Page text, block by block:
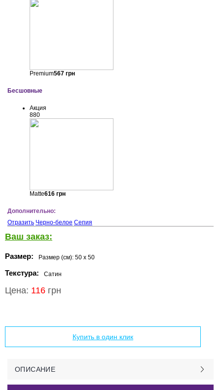
Premium567грн
Бесшовные
Акция
880
Matte616грн
Дополнительно:
Отразить Черно-белое Сепия
Ваш заказ:
Размер: Размер (см): 50 x 50
Текстура: Сатин
Цена: 116 грн
Купить в один клик
ОПИСАНИЕ